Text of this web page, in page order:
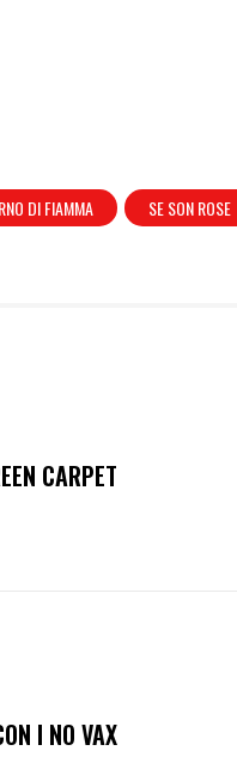
DI FIAMMA SE SON ROSE
CARPET
I NO VAX